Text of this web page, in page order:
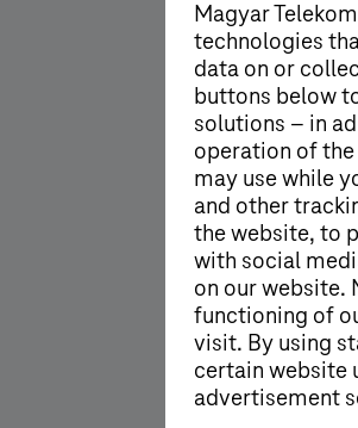
Magyar
technologies
data on or
buttons below
solutions – in
operation of
may use while
and other
the website, to
with social
on our website.
functioning of
visit. By using
certain website
advertisement